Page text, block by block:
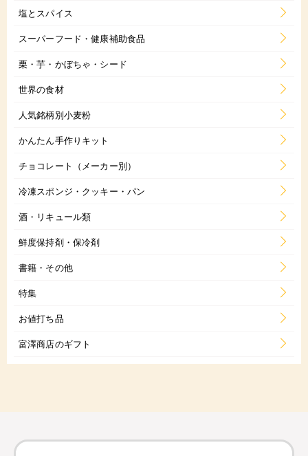
塩とスパイス
スーパーフード・健康補助食品
栗・芋・かぼちゃ・シード
世界の食材
人気銘柄別小麦粉
かんたん手作りキット
チョコレート（メーカー別）
冷凍スポンジ・クッキー・パン
酒・リキュール類
鮮度保持剤・保冷剤
書籍・その他
特集
お値打ち品
富澤商店のギフト